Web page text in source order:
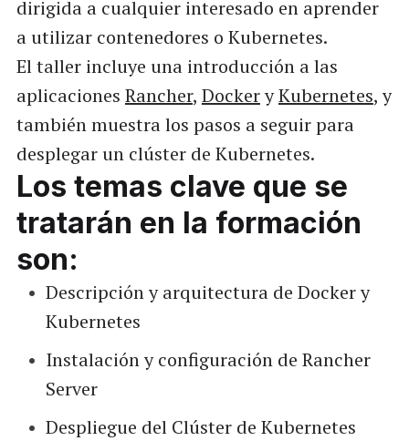
dirigida a cualquier interesado en aprender
a utilizar contenedores o Kubernetes.
El taller incluye una introducción a las
aplicaciones Rancher, DockeryKubernetes, y
también muestra los pasos a seguir para
desplegar un clúster de Kubernetes.
Los temas clave que se
tratarán en la formación
son:
Descripción y arquitectura de Docker y
Kubernetes
Instalación y configuración de Rancher
Server
Despliegue del Clúster de Kubernetes